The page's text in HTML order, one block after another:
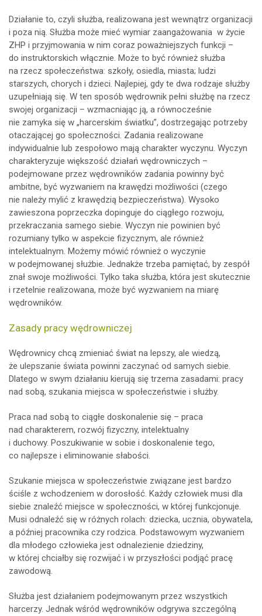
Działanie to, czyli służba, realizowana jest wewnątrz organizacji
i poza nią. Służba może mieć wymiar zaangażowania w życie
ZHP i przyjmowania w nim coraz poważniejszych funkcji –
do instruktorskich włącznie. Może to być również służba
na rzecz społeczeństwa: szkoły, osiedla, miasta; ludzi
starszych, chorych i dzieci. Najlepiej, gdy te dwa rodzaje służby
uzupełniają się. W ten sposób wędrownik pełni służbę na rzecz
swojej organizacji – wzmacniając ją, a równocześnie
nie zamyka się w „harcerskim światku”, dostrzegając potrzeby
otaczającej go społeczności. Zadania realizowane
indywidualnie lub zespołowo mają charakter wyczynu. Wyczyn
charakteryzuje większość działań wędrowniczych –
podejmowane przez wędrowników zadania powinny być
ambitne, być wyzwaniem na krawędzi możliwości (czego
nie należy mylić z krawędzią bezpieczeństwa). Wysoko
zawieszona poprzeczka dopinguje do ciągłego rozwoju,
przekraczania samego siebie. Wyczyn nie powinien być
rozumiany tylko w aspekcie fizycznym, ale również
intelektualnym. Możemy mówić również o wyczynie
w podejmowanej służbie. Jednakże trzeba pamiętać, by zespół
znał swoje możliwości. Tylko taka służba, która jest skutecznie
i rzetelnie realizowana, może być wyzwaniem na miarę
wędrowników.
Zasady pracy wędrowniczej
Wędrownicy chcą zmieniać świat na lepszy, ale wiedzą,
że ulepszanie świata powinni zaczynać od samych siebie.
Dlatego w swym działaniu kierują się trzema zasadami: pracy
nad sobą, szukania miejsca w społeczeństwie i służby.
Praca nad sobą to ciągłe doskonalenie się – praca
nad charakterem, rozwój fizyczny, intelektualny
i duchowy. Poszukiwanie w sobie i doskonalenie tego,
co najlepsze i eliminowanie słabości.
Szukanie miejsca w społeczeństwie związane jest bardzo
ściśle z wchodzeniem w dorosłość. Każdy człowiek musi dla
siebie znaleźć miejsce w społeczności, w której funkcjonuje.
Musi odnaleźć się w różnych rolach: dziecka, ucznia, obywatela,
a później pracownika czy rodzica. Podstawowym wyzwaniem
dla młodego człowieka jest odnalezienie dziedziny,
w której chciałby się rozwijać i w przyszłości podjąć pracę
zawodową.
Służba jest działaniem podejmowanym przez wszystkich
harcerzy. Jednak wśród wędrowników odgrywa szczególną